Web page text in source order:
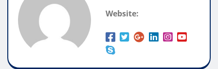
Website: